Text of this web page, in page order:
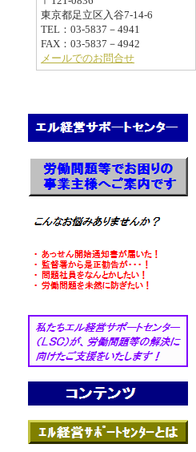
東京都足立区入谷7-14-6
TEL：03-5837－4941
FAX：03-5837－4942
メールでのお問合せ